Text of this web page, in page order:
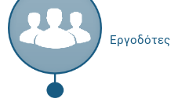
Εργοδότες